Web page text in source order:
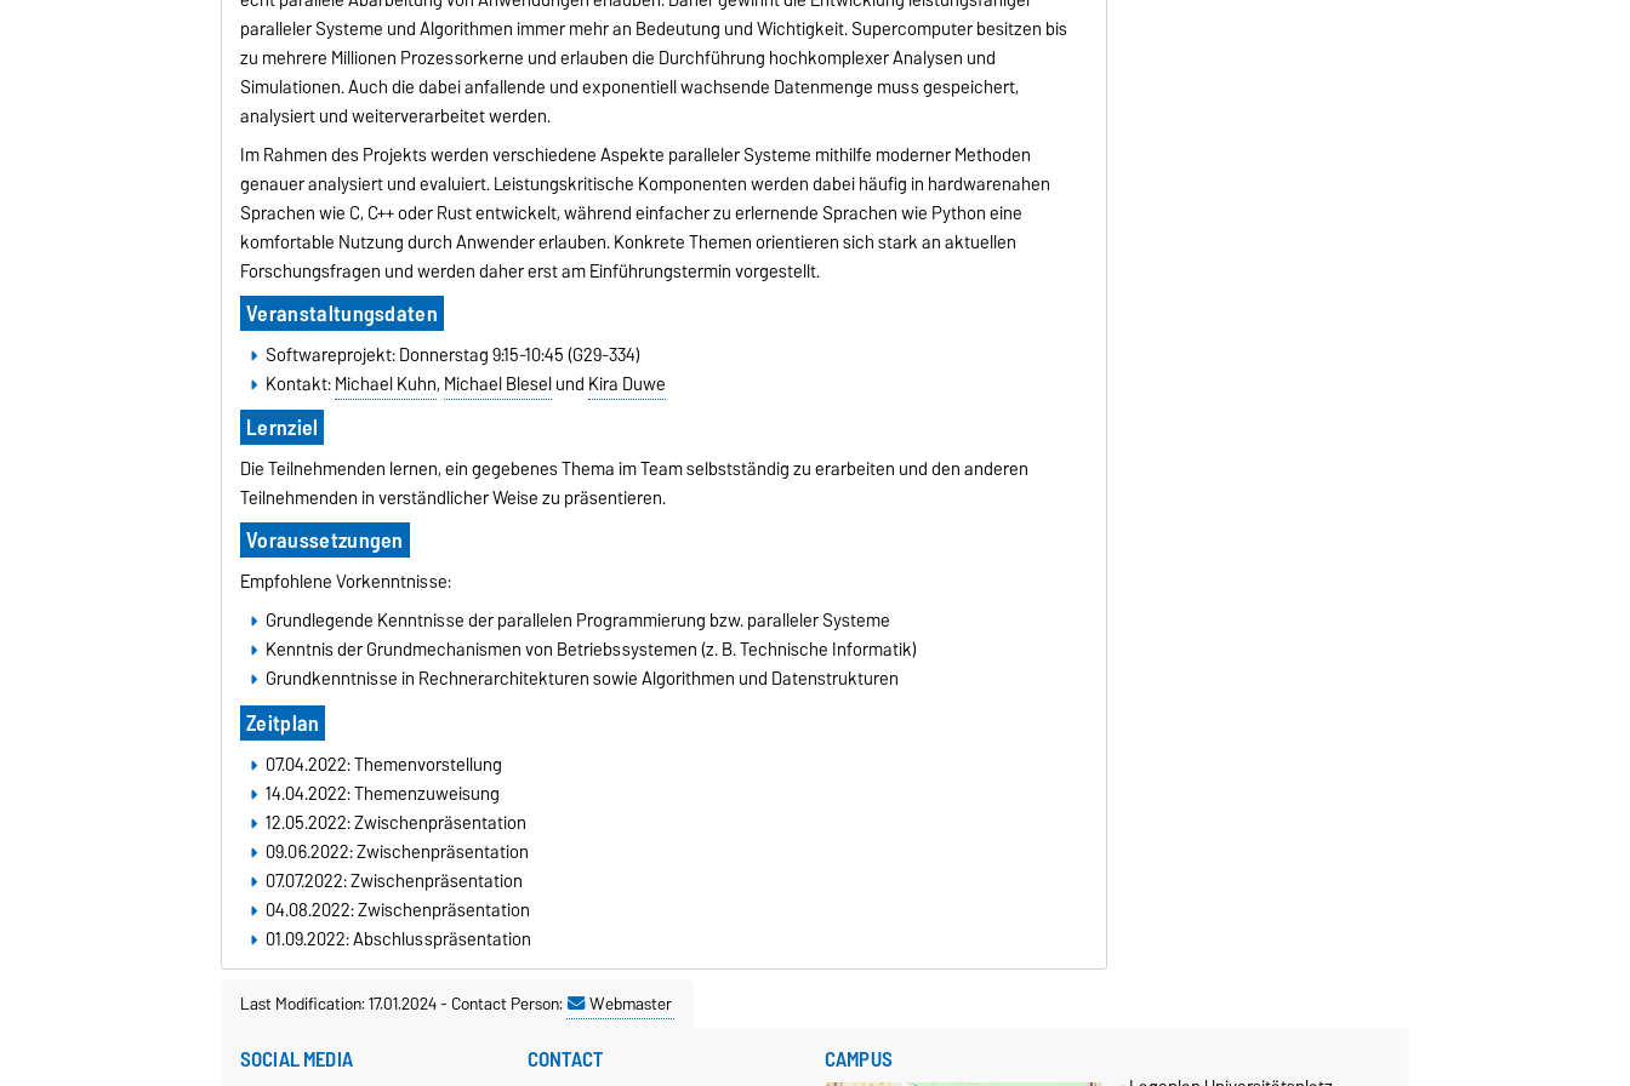
paralleler Systeme und Algorithmen immer mehr an Bedeutung und Wichtigkeit. Supercomputer besitzen bis
zu mehrere Millionen Prozessorkerne und erlauben die Durchführung hochkomplexer Analysen und
Simulationen. Auch die dabei anfallende und exponentiell wachsende Datenmenge muss gespeichert,
analysiert und weiterverarbeitet werden.
Im Rahmen des Projekts werden verschiedene Aspekte paralleler Systeme mithilfe moderner Methoden
genauer analysiert und evaluiert. Leistungskritische Komponenten werden dabei häufig in hardwarenahen
Sprachen wie C, C++ oder Rust entwickelt, während einfacher zu erlernende Sprachen wie Python eine
komfortable Nutzung durch Anwender erlauben. Konkrete Themen orientieren sich stark an aktuellen
Forschungsfragen und werden daher erst am Einführungstermin vorgestellt.
Veranstaltungsdaten
Softwareprojekt: Donnerstag 9:15-10:45 (G29-334)
Kontakt:Michael Kuhn, Michael Bleselund Kira Duwe
Lernziel
Die Teilnehmenden lernen, ein gegebenes Thema im Team selbstständig zu erarbeiten und den anderen
Teilnehmenden in verständlicher Weise zu präsentieren.
Voraussetzungen
Empfohlene Vorkenntnisse:
Grundlegende Kenntnisse der parallelen Programmierung bzw. paralleler Systeme
Kenntnis der Grundmechanismen von Betriebssystemen (z. B. Technische Informatik)
Grundkenntnisse in Rechnerarchitekturen sowie Algorithmen und Datenstrukturen
Zeitplan
07.04.2022: Themenvorstellung
14.04.2022: Themenzuweisung
12.05.2022: Zwischenpräsentation
09.06.2022: Zwischenpräsentation
07.07.2022: Zwischenpräsentation
04.08.2022: Zwischenpräsentation
01.09.2022: Abschlusspräsentation
Last Modification: 17.01.2024-Contact Person: Webmaster
SOCIAL MEDIA CONTACT CAMPUS